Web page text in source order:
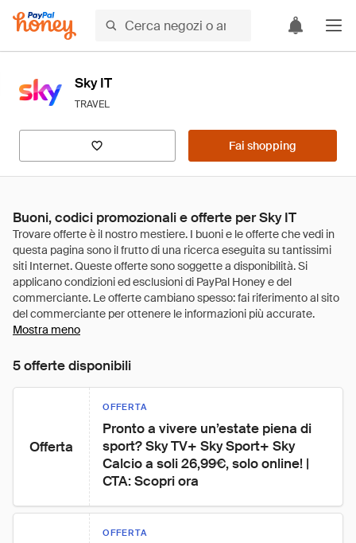
Sky IT
TRAVEL
Fai shopping
Buoni, codici promozionali e offerte per Sky IT
Mostra meno
5 offerte disponibili
Offerta
OFFERTA
Pronto a vivere un’estate piena di
sport? Sky TV+ Sky Sport+ Sky
Calcio a soli 26,99€, solo online! |
CTA: Scopri ora
OFFERTA